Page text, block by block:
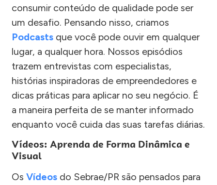
consumir conteúdo de qualidade pode ser
um desafio. Pensando nisso, criamos
Podcasts que você pode ouvir em qualquer
lugar, a qualquer hora. Nossos episódios
trazem entrevistas com especialistas,
histórias inspiradoras de empreendedores e
dicas práticas para aplicar no seu negócio. É
a maneira perfeita de se manter informado
enquanto você cuida das suas tarefas diárias.
Vídeos: Aprenda de Forma Dinâmica e
Visual
Os Vídeos do Sebrae/PR são pensados para